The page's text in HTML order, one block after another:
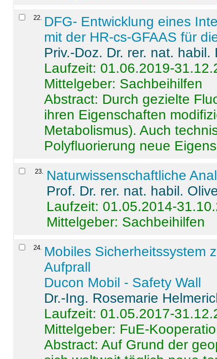
22
DFG- Entwicklung eines
mit der HR-cs-GFAAS für
Priv.-Doz. Dr. rer. nat.
Laufzeit: 01.06.2019-
Mittelgeber: Sachbeihilfen
Abstract: Durch gezielte
ihren Eigenschaften
Metabolismus). Auch
Polyfluorierung neue
23. Naturwissenschaftliche
Prof. Dr. rer. nat. habil.
Laufzeit: 01.05.2014-
Mittelgeber: Sachbeihilfen
24. Mobiles Sicherheitssystem
Aufprall
Ducon Mobil - Safety Wall
Dr.-Ing. Rosemarie
Laufzeit: 01.05.2017-
Mittelgeber: FuE-
Abstract:Auf Grund der